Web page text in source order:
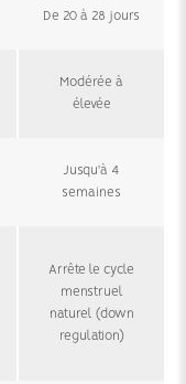
De 20 à 28 jours
Modérée à
élevée
Jusqu'à 4
semaines
Arrête le cycle
menstruel
naturel (down
regulation)